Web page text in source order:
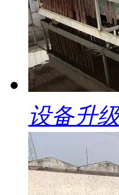
设备升